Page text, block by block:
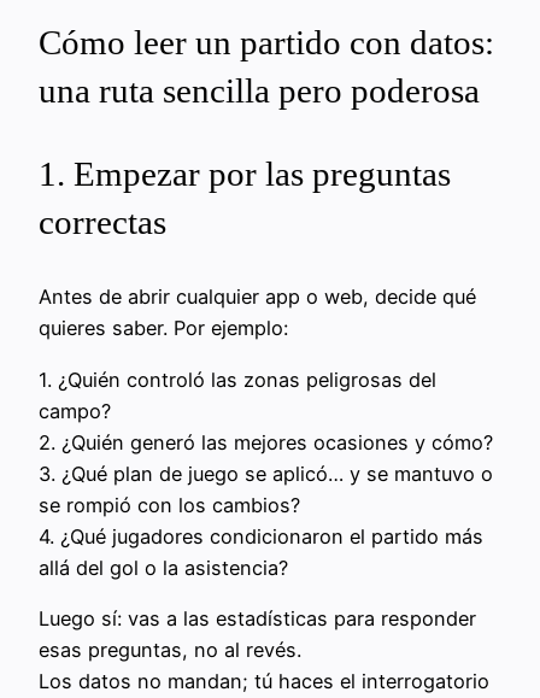
Cómo leer un partido con datos:
una ruta sencilla pero poderosa
1. Empezar por las preguntas
correctas
Antes de abrir cualquier app o web, decide qué
quieres saber. Por ejemplo:
1. ¿Quién controló las zonas peligrosas del
campo?
2. ¿Quién generó las mejores ocasiones y cómo?
3. ¿Qué plan de juego se aplicó… y se mantuvo o
se rompió con los cambios?
4. ¿Qué jugadores condicionaron el partido más
allá del gol o la asistencia?
Luego sí: vas a las estadísticas para responder
esas preguntas, no al revés.
Los datos no mandan; tú haces el interrogatorio